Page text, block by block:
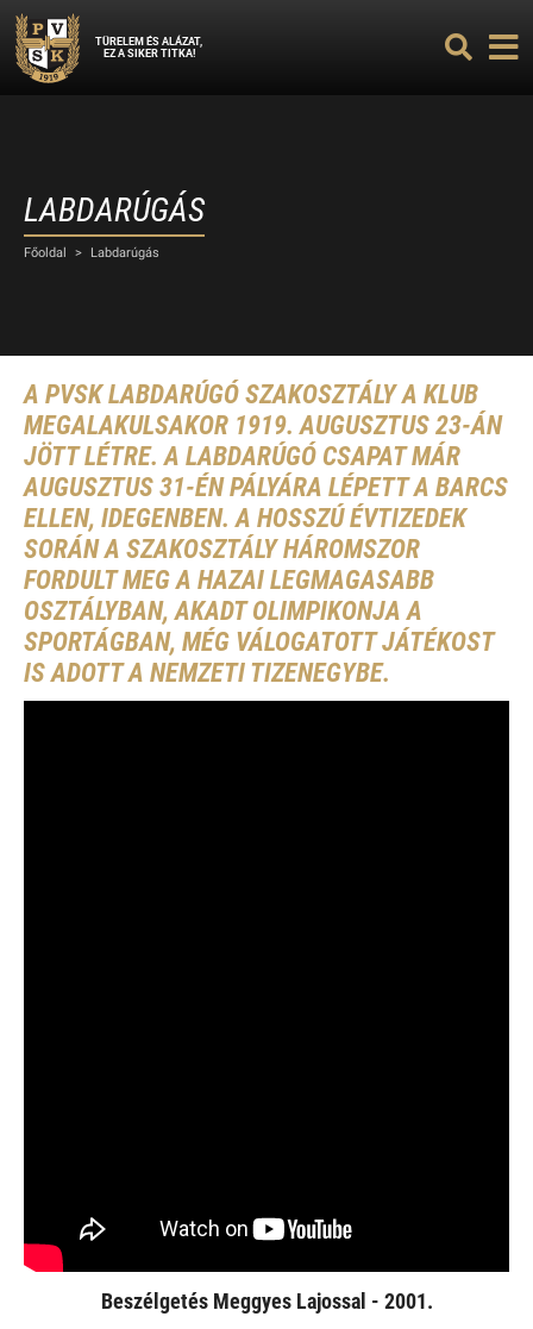
TÜRELEM ÉS ALÁZAT,
EZ A SIKER TITKA!
LABDARÚGÁS
Főoldal > Labdarúgás
A PVSK LABDARÚGÓ SZAKOSZTÁLY A KLUB
MEGALAKULSAKOR 1919. AUGUSZTUS 23-ÁN
JÖTT LÉTRE. A LABDARÚGÓ CSAPAT MÁR
AUGUSZTUS 31-ÉN PÁLYÁRA LÉPETT A BARCS
ELLEN, IDEGENBEN. A HOSSZÚ ÉVTIZEDEK
SORÁN A SZAKOSZTÁLY HÁROMSZOR
FORDULT MEG A HAZAI LEGMAGASABB
OSZTÁLYBAN, AKADT OLIMPIKONJA A
SPORTÁGBAN, MÉG VÁLOGATOTT JÁTÉKOST
IS ADOTT A NEMZETI TIZENEGYBE.
Beszélgetés Meggyes Lajossal - 2001.